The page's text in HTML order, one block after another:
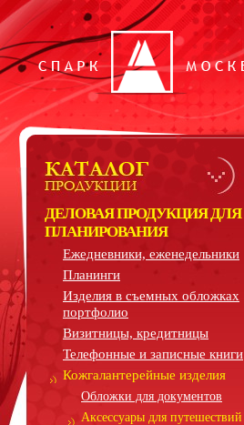
ДЕЛОВАЯ ПРОДУКЦИЯ ДЛЯ
ПЛАНИРОВАНИЯ
Ежедневники, еженедельники
Планинги
Изделия в съемных обложках
портфолио
Визитницы, кредитницы
Телефонные и записные книги
Кожгалантерейные изделия
Обложки для документов
Аксессуары для путешествий